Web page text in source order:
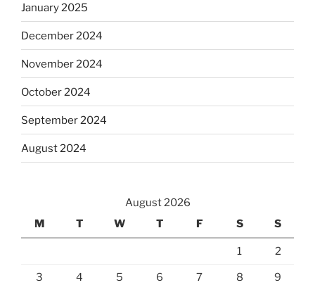
January 2025
December 2024
November 2024
October 2024
September 2024
August 2024
August 2026
M
T W T F S S
1 2
3 4 5 6 7 8 9